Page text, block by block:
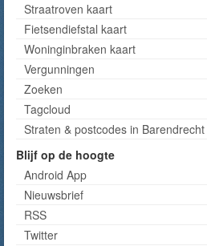
Straatroven kaart
Fietsendiefstal kaart
Woninginbraken kaart
Vergunningen
Zoeken
Tagcloud
Straten & postcodes in Barendrecht
Blijf op de hoogte
Android App
Nieuwsbrief
RSS
Twitter